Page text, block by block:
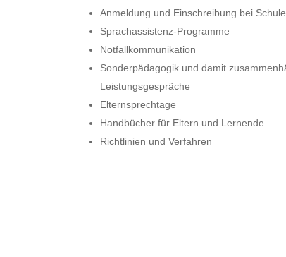
Anmeldung und Einschreibung bei
Sprachassistenz-Programme
Notfallkommunikation
Sonderpädagogik und damit
Leistungsgespräche
Elternsprechtage
Handbücher für Eltern und Lernende
Richtlinien und Verfahren